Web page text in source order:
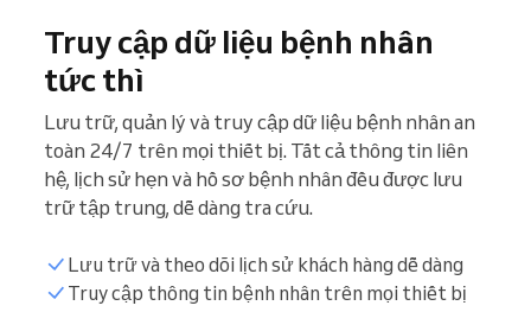
Truy cập dữ liệu bệnh nhân
tức thì
Lưu trữ, quản lý và truy cập dữ liệu bệnh nhân an
toàn 24/7 trên mọi thiết bị. Tất cả thông tin liên
hệ, lịch sử hẹn và hồ sơ bệnh nhân đều được lưu
trữ tập trung, dễ dàng tra cứu.
Lưu trữ và theo dõi lịch sử khách hàng dễ dàng
Truy cập thông tin bệnh nhân trên mọi thiết bị